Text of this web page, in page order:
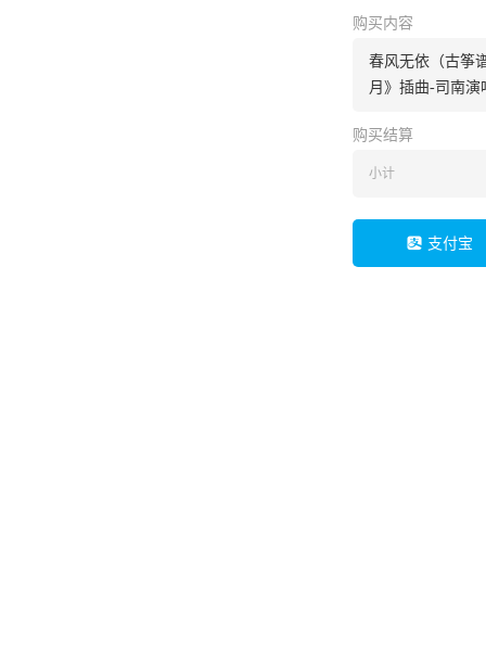
购买内容
春风无依（古筝
月》插曲-司南演
购买结算
小计
支付宝